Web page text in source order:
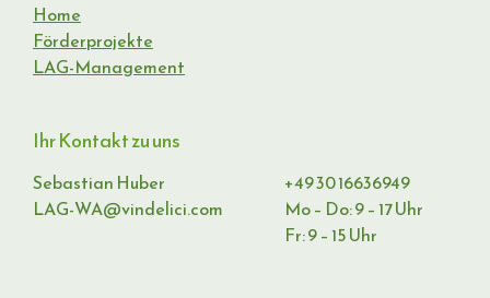
Home
Förderprojekte
LAG-Management
Ihr Kontakt zu uns
Sebastian Huber
LAG-WA@vindelici.com
+49 30 16636949
Mo – Do: 9 – 17 Uhr
Fr: 9 – 15 Uhr